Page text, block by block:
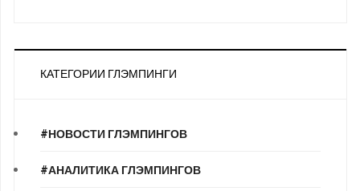
КАТЕГОРИИ ГЛЭМПИНГИ
#НОВОСТИ ГЛЭМПИНГОВ
#АНАЛИТИКА ГЛЭМПИНГОВ